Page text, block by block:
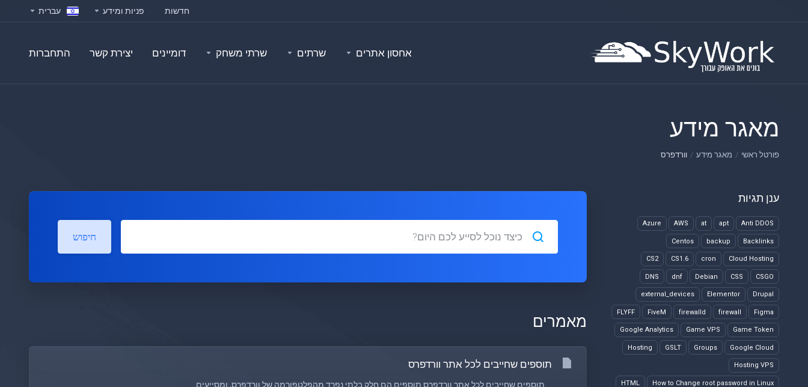
חדשות פניות ומידע עברית
אחסון אתרים שרתים שרתי משחק דומיינים יצירת קשר התחברות
מאגר מידע
פורטל ראשי מאגר מידע וורדפרס
ענן תגיות
Anti DDOS
apt
at
AWS
Azure
Backlinks
backup
Centos
Cloud Hosting
cron
CS1.6
CS2
CSGO
CSS
Debian
dnf
DNS
Drupal
Elementor
external_devices
Figma
firewall
firewalld
FiveM
FLYFF
Game Token
Game VPS
Google Analytics
Google Cloud
Groups
GSLT
Hosting
Hosting VPS
How to Change root password in Linux
HTML
חיפוש
מאמרים
תוספים שחייבים לכל אתר וורדפרס
תוספים שחייבים לכל אתר וורדפרס תוספים הם חלק בלתי נפרד מהפלטפורמה של וורדפרס, ומסייעים...